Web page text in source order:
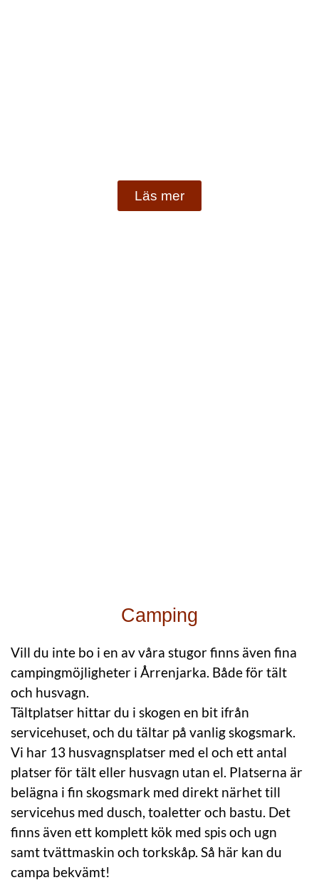
Läs mer
Camping
Vill du inte bo i en av våra stugor finns även fina
campingmöjligheter i Årrenjarka. Både för tält
och husvagn.
Tältplatser hittar du i skogen en bit ifrån
servicehuset, och du tältar på vanlig skogsmark.
Vi har 13 husvagnsplatser med el och ett antal
platser för tält eller husvagn utan el. Platserna är
belägna i fin skogsmark med direkt närhet till
servicehus med dusch, toaletter och bastu. Det
finns även ett komplett kök med spis och ugn
samt tvättmaskin och torkskåp. Så här kan du
campa bekvämt!